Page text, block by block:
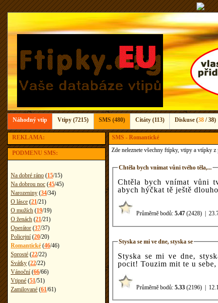
Náhodný vtip Vtipy (7215) SMS (480) Citáty (113) Diskuse (38 / 38)
REKLAMA:
PODMENU SMS:
Na dobré ráno (15/15)
Na dobrou noc (45/45)
Narozeniny (34/34)
O lásce (21/21)
O mužích (19/19)
O ženách (21/21)
Operátor (37/37)
Policejní (20/20)
Romantické (46/46)
Sprosté (22/22)
Svátky (22/22)
Vánoční (66/66)
Vtipné (51/51)
Zamilované (61/61)
SMS - Romantické
Zde neleznete všechny ftípky, vtipy a vtípky
Chtěla bych vnímat vůni tvého těla,...
Chtěla bych vnímat vůni
abych hýčkat tě ještě
Průměrně bodů: 5.47 (2428)
Styska se mi ve dne, styska se
Styska se mi ve dne,
pocit! Touzim mit te u sebe,
Průměrně bodů: 5.33 (2196) |